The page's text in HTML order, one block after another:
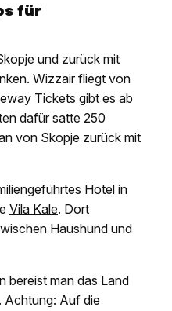
für
und zurück mit
Wizzair fliegt von
Tickets gibt es ab
dafür satte 250
von Skopje zurück mit
Hotel in
Vila Kale. Dort
Haushund und
bereist man das Land
Achtung: Auf die